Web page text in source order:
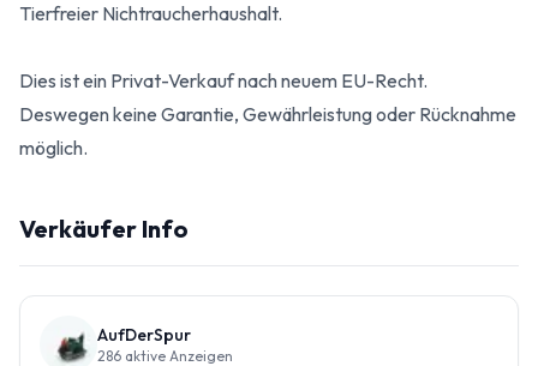
Tierfreier Nichtraucherhaushalt.
Dies ist ein Privat-Verkauf nach neuem EU-Recht.
Deswegen keine Garantie, Gewährleistung oder Rücknahme
möglich.
Verkäufer Info
AufDerSpur
286 aktive Anzeigen